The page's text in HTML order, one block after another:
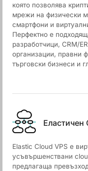
която позволява
мрежи на физически
смартфони и
Перфектно е
разработчици, CRM/
организации, правни
търговски бизнеси и
Еластичен
Elastic Cloud VPS е
усъвършенствани
предлагаща